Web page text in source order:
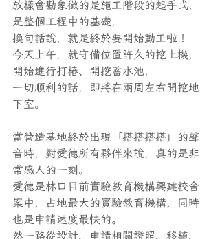
放樣會勘象徵的是施工階段的起手式，
是整個工程中的基礎，
換句話說，就是終於要開始動工啦！
今天上午，就守備位置許久的挖土機，
開始進行打樁、開挖蓄水池，
一切順利的話，即將在兩周左右開挖地
下室。
當營造基地終於出現「搭搭搭搭」的聲
音時，對愛德所有夥伴來說，真的是非
常感人的一刻。
愛德是林口目前實驗教育機構興建校舍
案中，占地最大的實驗教育機構，同時
也是申請速度最快的。
然一路從設計、申請相關證照、移植、